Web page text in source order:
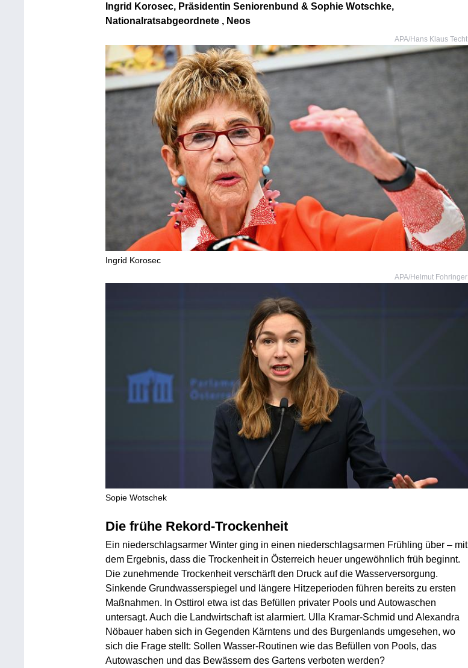
Ingrid Korosec, Präsidentin Seniorenbund & Sophie Wotschke,
Nationalratsabgeordnete , Neos
APA/Hans Klaus Techt
Ingrid Korosec
APA/Helmut Fohringer
Sopie Wotschek
Die frühe Rekord-Trockenheit
Ein niederschlagsarmer Winter ging in einen niederschlagsarmen Frühling über – mit
dem Ergebnis, dass die Trockenheit in Österreich heuer ungewöhnlich früh beginnt.
Die zunehmende Trockenheit verschärft den Druck auf die Wasserversorgung.
Sinkende Grundwasserspiegel und längere Hitzeperioden führen bereits zu ersten
Maßnahmen. In Osttirol etwa ist das Befüllen privater Pools und Autowaschen
untersagt. Auch die Landwirtschaft ist alarmiert. Ulla Kramar-Schmid und Alexandra
Nöbauer haben sich in Gegenden Kärntens und des Burgenlands umgesehen, wo
sich die Frage stellt: Sollen Wasser-Routinen wie das Befüllen von Pools, das
Autowaschen und das Bewässern des Gartens verboten werden?